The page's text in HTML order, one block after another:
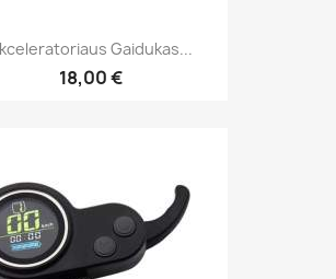
Gaidukas...
18,00 €